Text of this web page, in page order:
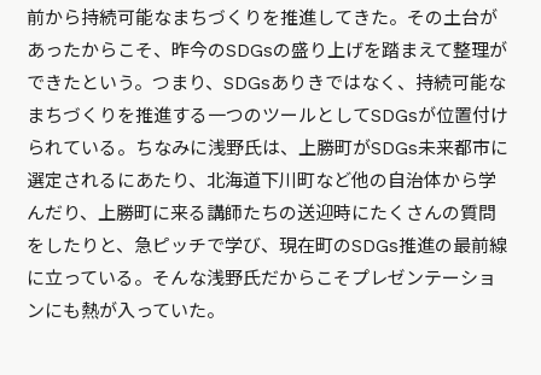
前から持続可能なまちづくりを推進してきた。その土台が
あったからこそ、昨今のSDGsの盛り上げを踏まえて整理が
できたという。つまり、SDGsありきではなく、持続可能な
まちづくりを推進する一つのツールとしてSDGsが位置付け
られている。ちなみに浅野氏は、上勝町がSDGs未来都市に
選定されるにあたり、北海道下川町など他の自治体から学
んだり、上勝町に来る講師たちの送迎時にたくさんの質問
をしたりと、急ピッチで学び、現在町のSDGs推進の最前線
に立っている。そんな浅野氏だからこそプレゼンテーショ
ンにも熱が入っていた。